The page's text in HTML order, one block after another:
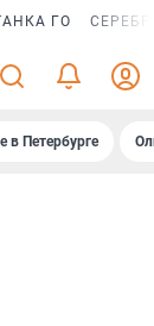
ГО
в Петербурге